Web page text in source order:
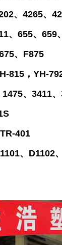
、4265、
、655、659
、F875
815，YH-
、3411
401
、D1102